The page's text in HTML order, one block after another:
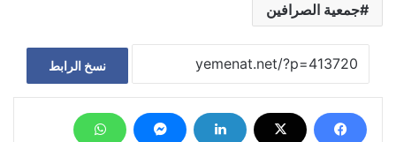
جمعية الصرافين
نسخ الرابط